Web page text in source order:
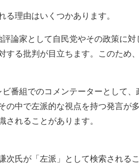
る理由はいくつかあります。
評論家として自民党やその政策に
する批判が目立ちます。このため
ビ番組でのコメンテーターとして
の中で左派的な視点を持つ発言が
されることがあります。
次氏が「左派」として検索される